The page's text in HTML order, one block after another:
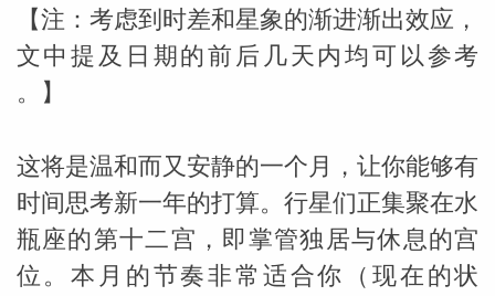
【注：考虑到时差和星象的渐进渐出效应，
文中提及日期的前后几天内均可以参考
。】
这将是温和而又安静的一个月，让你能够有
时间思考新一年的打算。行星们正集聚在水
瓶座的第十二宫，即掌管独居与休息的宫
位。本月的节奏非常适合你（现在的状